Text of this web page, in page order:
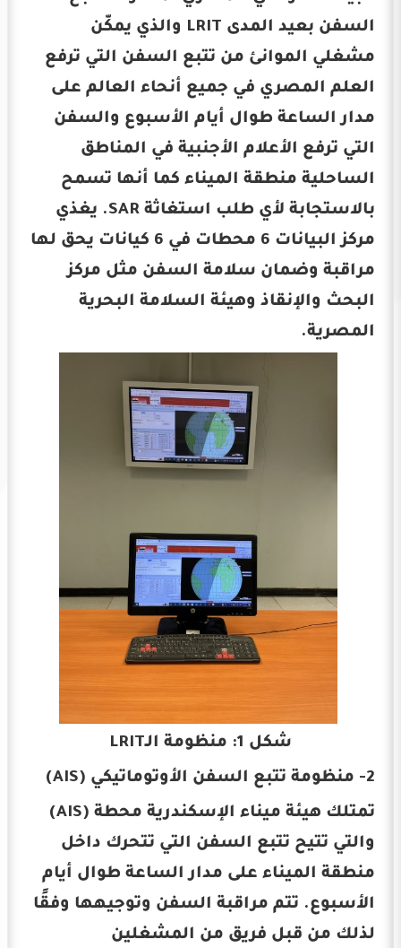
السفن بعيد المدى LRIT والذي يمكّن
مشغلي الموانئ من تتبع السفن التي ترفع
العلم المصري في جميع أنحاء العالم على
مدار الساعة طوال أيام الأسبوع والسفن
التي ترفع الأعلام الأجنبية في المناطق
الساحلية منطقة الميناء كما أنها تسمح
بالاستجابة لأي طلب استغاثة SAR. يغذي
مركز البيانات 6 محطات في 6 كيانات يحق لها
مراقبة وضمان سلامة السفن مثل مركز
البحث والإنقاذ وهيئة السلامة البحرية
المصرية.
شكل 1: منظومة الـLRIT
2- منظومة تتبع السفن الأوتوماتيكي (AIS)
تمتلك هيئة ميناء الإسكندرية محطة (AIS)
والتي تتيح تتبع السفن التي تتحرك داخل
منطقة الميناء على مدار الساعة طوال أيام
الأسبوع. تتم مراقبة السفن وتوجيهها وفقًا
لذلك من قبل فريق من المشغلين